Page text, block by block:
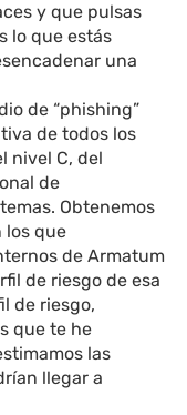
y que pulsas
lo que estás
una
de “phishing”
de todos los
nivel C, del
de
Obtenemos
los que
de Armatum
de riesgo de esa
de riesgo,
que te he
las
llegar a